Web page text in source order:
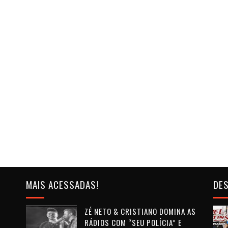
MAIS ACESSADAS!
ZÉ NETO & CRISTIANO DOMINA AS
RÁDIOS COM “SEU POLÍCIA” E